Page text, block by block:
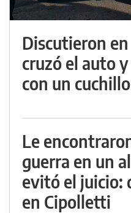
Discutieron
cruzó el auto
con un
Le
guerra en un
evitó el juicio:
en Cipolletti